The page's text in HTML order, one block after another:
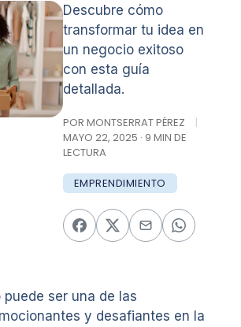
Descubre cómo
transformar tu idea en
un negocio exitoso
con esta guía
detallada.
POR MONTSERRAT PÉREZ
|
MAYO 22, 2025 · 9 MIN DE
LECTURA
EMPRENDIMIENTO
puede ser una de las
y desafiantes en la